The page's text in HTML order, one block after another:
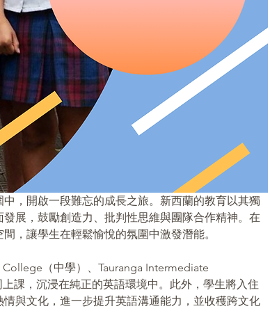
，開啟一段難忘的成長之旅。新西蘭的教育以其獨
展，鼓勵創造力、批判性思維與團隊合作精神。在
，讓學生在輕鬆愉悅的氛圍中激發潛能。​
（中學）、Tauranga Intermediate
課，沉浸在純正的英語環境中。此外，學生將入住
與文化，進一步提升英語溝通能力，並收穫跨文化